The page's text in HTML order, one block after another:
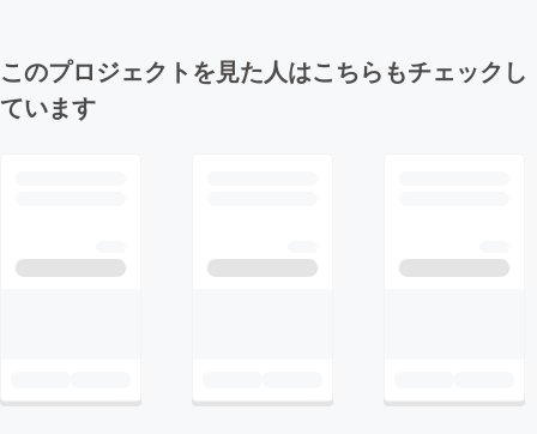
このプロジェクトを見た人はこちらもチェックし
ています